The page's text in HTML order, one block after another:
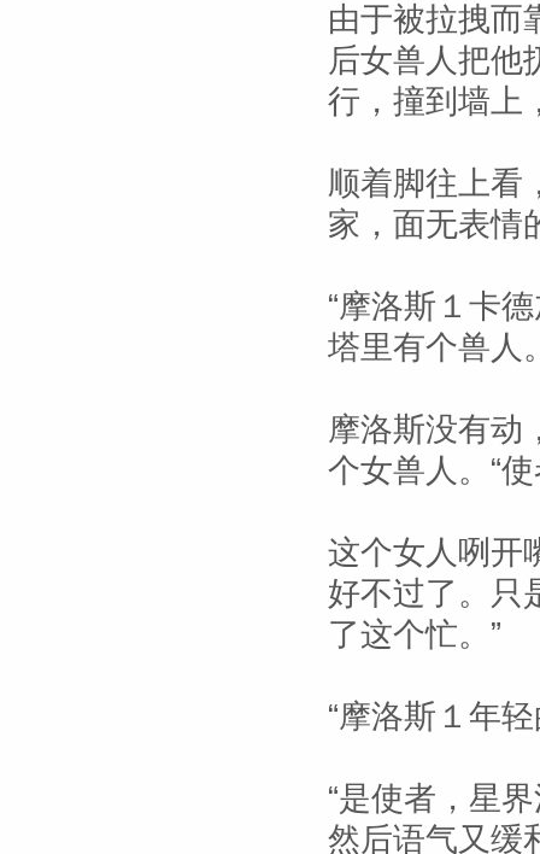
由于被拉拽而
后女兽人把他
行，撞到墙上
顺着脚往上看
家，面无表情
“摩洛斯１卡
塔里有个兽人
摩洛斯没有动
个女兽人。“
这个女人咧开
好不过了。只
了这个忙。”
“摩洛斯１年
“是使者，星
然后语气又缓